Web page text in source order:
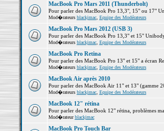
MacBook Pro Mars 2011 (Thunderbolt)
Pour parler des MacBook Pro 13,3", 15" ou 17"
Mod�rateurs blackjmac, Equipe des Modérateurs
MacBook Pro Mars 2012 (USB 3)
Pour parler des MacBook Pro 13,3" et 15"
Mod�rateurs blackjmac, Equipe des Modérateurs
MacBook Pro Retina
Pour parler des MacBook Pro 13" et 15" a écran
Mod�rateurs blackjmac, Equipe des Modérateurs
MacBook Air après 2010
Pour parler des MacBook Air 11" et 13" (gamme
Mod�rateurs blackjmac, Equipe des Modérateurs
MacBook 12" rétina
Pour parler des MacBook 12" rétina, problèmes
Mod�rateurblackjmac
MacBook Pro Touch Bar